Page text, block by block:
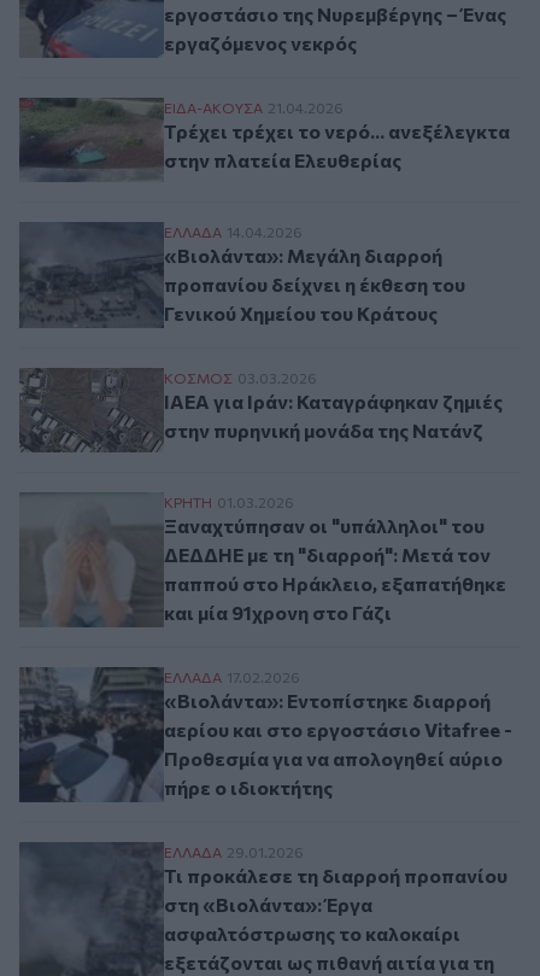
εργοστάσιο της Νυρεμβέργης – Ένας
εργαζόμενος νεκρός
Τρέχει τρέχει το νερό... ανεξέλεγκτα
ΕΙΔΑ-ΑΚΟΥΣΑ 21.04.2026
Τρέχει τρέχει το νερό... ανεξέλεγκτα
στην πλατεία Ελευθερίας
«Βιολάντα»: Μεγάλη διαρροή προπανίου
ΕΛΛAΔΑ 14.04.2026
«Βιολάντα»: Μεγάλη διαρροή
προπανίου δείχνει η έκθεση του
Γενικού Χημείου του Κράτους
IAEA για Ιράν: Καταγράφηκαν ζημιές
ΚΟΣΜΟΣ 03.03.2026
IAEA για Ιράν: Καταγράφηκαν ζημιές
στην πυρηνική μονάδα της Νατάνζ
Ξαναχτύπησαν οι "υπάλληλοι" του
ΚΡΗΤΗ 01.03.2026
Ξαναχτύπησαν οι "υπάλληλοι" του
ΔΕΔΔΗΕ με τη "διαρροή": Μετά τον
παππού στο Ηράκλειο, εξαπατήθηκε
και μία 91χρονη στο Γάζι
«Βιολάντα»: Εντοπίστηκε διαρροή
ΕΛΛAΔΑ 17.02.2026
«Βιολάντα»: Εντοπίστηκε διαρροή
αερίου και στο εργοστάσιο Vitafree -
Προθεσμία για να απολογηθεί αύριο
πήρε ο ιδιοκτήτης
Τι προκάλεσε τη διαρροή προπανίου
ΕΛΛAΔΑ 29.01.2026
Τι προκάλεσε τη διαρροή προπανίου
στη «Βιολάντα»: Έργα
ασφαλτόστρωσης το καλοκαίρι
εξετάζονται ως πιθανή αιτία για τη